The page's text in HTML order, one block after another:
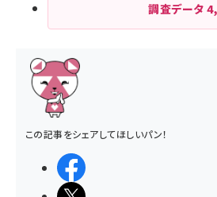
調査データ
この記事をシェアしてほしいパン！